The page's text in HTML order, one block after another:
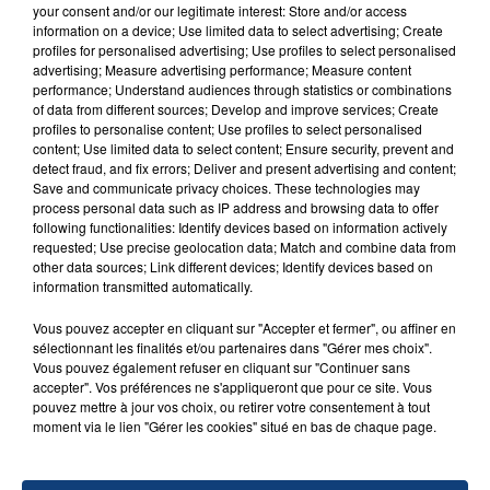
Feel Good
CHARLOTTE CARDIN
FIL D'ACTU
INCENDIE MORTEL À LENS : UNE FEMME ET
your consent and/or our legitimate interest: Store and/or access
information on a device; Use limited data to select advertising; Create
profiles for personalised advertising; Use profiles to select personalised
advertising; Measure advertising performance; Measure content
performance; Understand audiences through statistics or combinations
of data from different sources; Develop and improve services; Create
profiles to personalise content; Use profiles to select personalised
content; Use limited data to select content; Ensure security, prevent and
detect fraud, and fix errors; Deliver and present advertising and content;
Save and communicate privacy choices. These technologies may
process personal data such as IP address and browsing data to offer
following functionalities: Identify devices based on information actively
requested; Use precise geolocation data; Match and combine data from
other data sources; Link different devices; Identify devices based on
information transmitted automatically.
Vous pouvez accepter en cliquant sur "Accepter et fermer", ou affiner en
sélectionnant les finalités et/ou partenaires dans "Gérer mes choix".
Vous pouvez également refuser en cliquant sur "Continuer sans
accepter". Vos préférences ne s'appliqueront que pour ce site. Vous
pouvez mettre à jour vos choix, ou retirer votre consentement à tout
moment via le lien "Gérer les cookies" situé en bas de chaque page.